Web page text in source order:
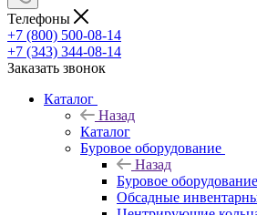
Телефоны
+7 (800) 500-08-14
+7 (343) 344-08-14
Заказать звонок
Каталог
Назад
Каталог
Буровое оборудование
Назад
Буровое оборудование
Обсадные